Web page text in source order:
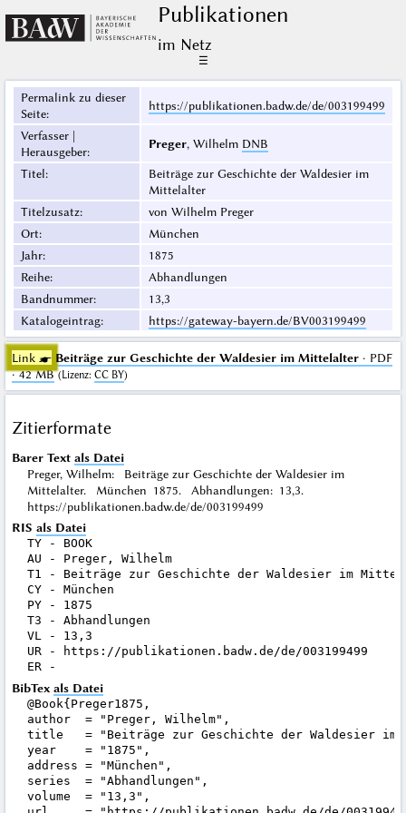
Publikationen
im Netz
☰
Permalink zu dieser
Seite:
https://publikationen.badw.de/de/003199499
Verfasser |
Herausgeber:
Preger, Wilhelm DNB
Titel:
Beiträge zur Geschichte der Waldesier im
Mittelalter
Titelzusatz:
von Wilhelm Preger
Ort:
München
Jahr:
1875
Reihe:
Abhandlungen
Bandnummer:
13,3
Katalogeintrag: https://gateway-bayern.de/BV003199499
Link ☛ Beiträge zur Geschichte der Waldesier im Mittelalter· PDF
· 42 MB (Lizenz: CC BY)
Zitierformate
Barer Text als Datei
Preger, Wilhelm: Beiträge zur Geschichte der Waldesier im
Mittelalter. München 1875. Abhandlungen: 13,3.
https://publikationen.badw.de/de/003199499
RIS als Datei
TY - BOOK
AU - Preger, Wilhelm
T1 - Beiträge zur Geschichte der Waldesier im
CY - München
PY - 1875
T3 - Abhandlungen
VL - 13,3
UR - https://publikationen.badw.de/de/003199499
BibTex als Datei
@Book{Preger1875,
author  = "Preger, Wilhelm",
title   = "Beiträge zur Geschichte der Waldesier
year    = "1875",
address = "München",
series  = "Abhandlungen",
volume  = "13,3",